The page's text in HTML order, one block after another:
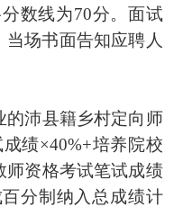
数线为70分。面试
场书面告知应聘人
的沛县籍乡村定向师
绩×40%+培养院校
师资格考试笔试成绩
分制纳入总成绩计